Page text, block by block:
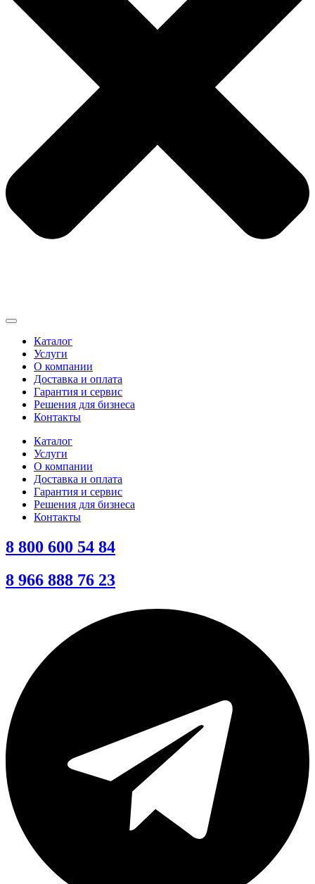
Каталог
Услуги
О компании
Доставка и оплата
Гарантия и сервис
Решения для бизнеса
Контакты
Каталог
Услуги
О компании
Доставка и оплата
Гарантия и сервис
Решения для бизнеса
Контакты
8 800 600 54 84
8 966 888 76 23